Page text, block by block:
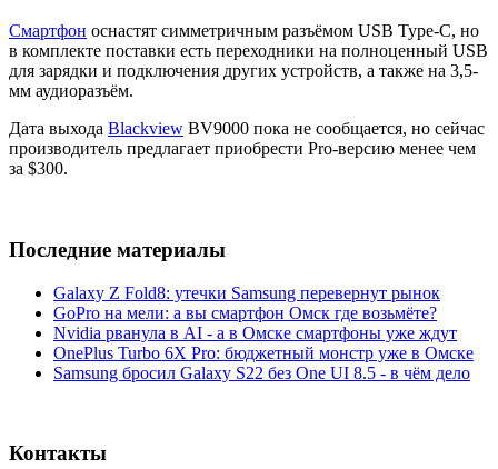
Смартфон оснастят симметричным разъёмом USB Type-C, но
в комплекте поставки есть переходники на полноценный USB
для зарядки и подключения других устройств, а также на 3,5-
мм аудиоразъём.
Дата выхода Blackview BV9000 пока не сообщается, но сейчас
производитель предлагает приобрести Pro-версию менее чем
за $300.
Последние материалы
Galaxy Z Fold8: утечки Samsung перевернут рынок
GoPro на мели: а вы смартфон Омск где возьмёте?
Nvidia рванула в AI - а в Омске смартфоны уже ждут
OnePlus Turbo 6X Pro: бюджетный монстр уже в Омске
Samsung бросил Galaxy S22 без One UI 8.5 - в чём дело
Контакты